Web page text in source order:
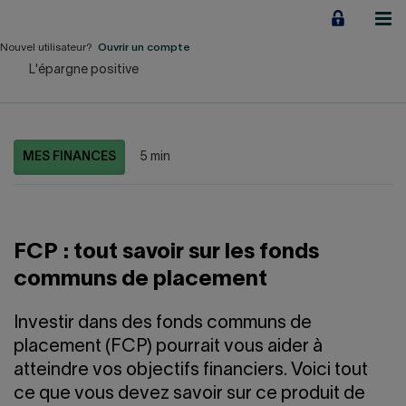
contenu
À propos
LIENS RAPIDES
Accueil Carrière
Nouvel utilisateur? Ouvrir un compte
L'épargne positive
MES FINANCES 5 min
FCP : tout savoir sur les fonds
communs de placement
Investir dans des fonds communs de
placement (FCP) pourrait vous aider à
atteindre vos objectifs financiers. Voici tout
ce que vous devez savoir sur ce produit de